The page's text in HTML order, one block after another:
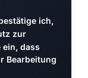
ich,
zur
ein, dass
Bearbeitung